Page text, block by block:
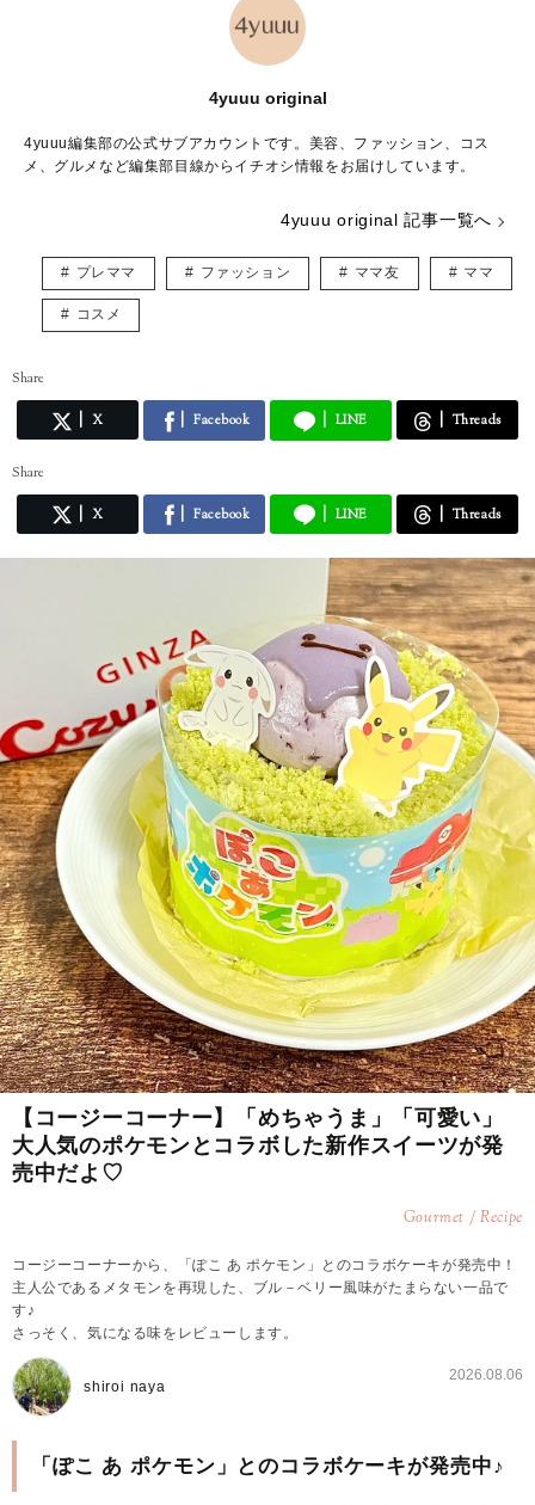
4yuuu original
4yuuu編集部の公式サブアカウントです。美容、ファッション、コス
メ、グルメなど編集部目線からイチオシ情報をお届けしています。
4yuuu original 記事一覧へ
プレママ ファッション ママ友 ママ
コスメ
Share
X Facebook LINE Threads
Share
X Facebook LINE Threads
【コージーコーナー】「めちゃうま」「可愛い」
大人気のポケモンとコラボした新作スイーツが発
売中だよ♡
Gourmet / Recipe
コージーコーナーから、「ぽこ あ ポケモン」とのコラボケーキが発売中！
主人公であるメタモンを再現した、ブル－ベリー風味がたまらない一品で
す♪
さっそく、気になる味をレビューします。
shiroi naya
2026.08.06
「ぽこ あ ポケモン」とのコラボケーキが発売中♪